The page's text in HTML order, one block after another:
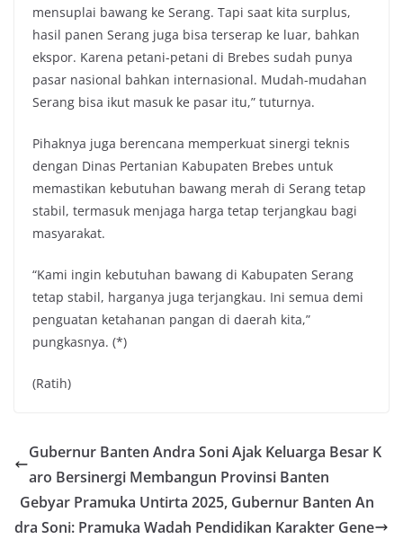
mensuplai bawang ke Serang. Tapi saat kita surplus,
hasil panen Serang juga bisa terserap ke luar, bahkan
ekspor. Karena petani-petani di Brebes sudah punya
pasar nasional bahkan internasional. Mudah-mudahan
Serang bisa ikut masuk ke pasar itu,” tuturnya.
Pihaknya juga berencana memperkuat sinergi teknis
dengan Dinas Pertanian Kabupaten Brebes untuk
memastikan kebutuhan bawang merah di Serang tetap
stabil, termasuk menjaga harga tetap terjangkau bagi
masyarakat.
“Kami ingin kebutuhan bawang di Kabupaten Serang
tetap stabil, harganya juga terjangkau. Ini semua demi
penguatan ketahanan pangan di daerah kita,”
pungkasnya. (*)
(Ratih)
Gubernur Banten Andra Soni Ajak Keluarga Besar K
aro Bersinergi Membangun Provinsi Banten
Gebyar Pramuka Untirta 2025, Gubernur Banten An
dra Soni: Pramuka Wadah Pendidikan Karakter Gene